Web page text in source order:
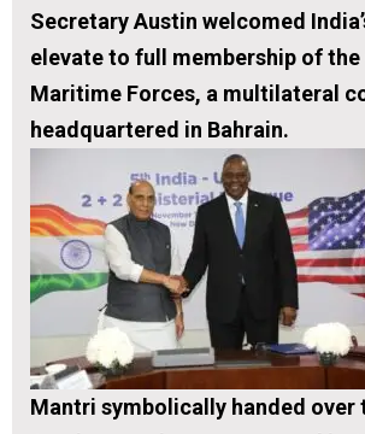
Secretary Austin welcomed
elevate to full membership of the
Maritime Forces, a multilateral
headquartered in Bahrain.
Mantri symbolically handed over